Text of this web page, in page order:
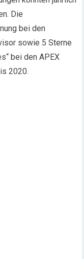
Die
bei den
sowie 5 Sterne
bei den APEX
2020.